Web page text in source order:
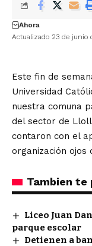
Actualizado 23 de junio
Ahora
Este fin de
Universidad
nuestra comuna
del sector de
contaron con el
organización ojos
Tambien te
Liceo Juan
parque escolar
Detienen a